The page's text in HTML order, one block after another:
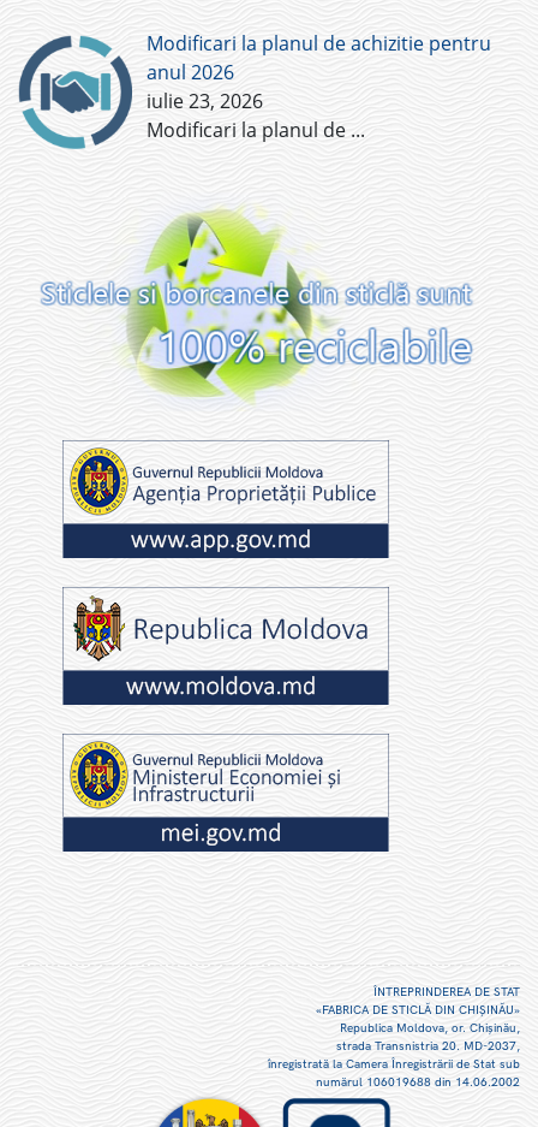
Modificari la planul de achizitie pentru
anul 2026
iulie 23, 2026
Modificari la planul de ...
ÎNTREPRINDEREA DE STAT
«FABRICA DE STICLĂ DIN CHIŞINĂU»
Republica Moldova, or. Chişinău,
strada Transnistria 20. MD-2037,
înregistrată la Camera Înregistrării de Stat sub
numărul 106019688 din 14.06.2002